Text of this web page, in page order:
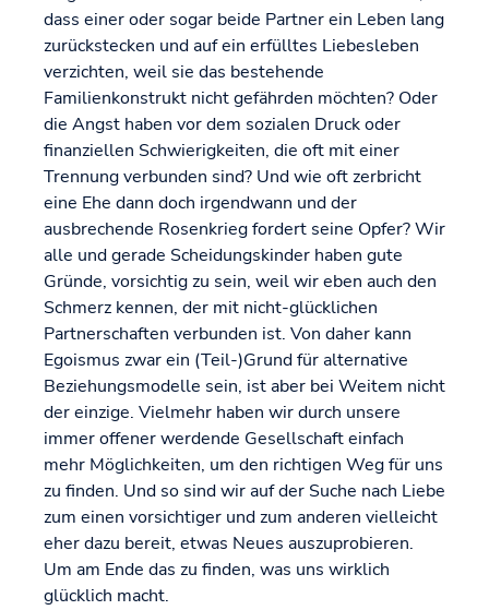
dass einer oder sogar beide Partner ein Leben lang
zurückstecken und auf ein erfülltes Liebesleben
verzichten, weil sie das bestehende
Familienkonstrukt nicht gefährden möchten? Oder
die Angst haben vor dem sozialen Druck oder
finanziellen Schwierigkeiten, die oft mit einer
Trennung verbunden sind? Und wie oft zerbricht
eine Ehe dann doch irgendwann und der
ausbrechende Rosenkrieg fordert seine Opfer? Wir
alle und gerade Scheidungskinder haben gute
Gründe, vorsichtig zu sein, weil wir eben auch den
Schmerz kennen, der mit nicht-glücklichen
Partnerschaften verbunden ist. Von daher kann
Egoismus zwar ein (Teil-)Grund für alternative
Beziehungsmodelle sein, ist aber bei Weitem nicht
der einzige. Vielmehr haben wir durch unsere
immer offener werdende Gesellschaft einfach
mehr Möglichkeiten, um den richtigen Weg für uns
zu finden. Und so sind wir auf der Suche nach Liebe
zum einen vorsichtiger und zum anderen vielleicht
eher dazu bereit, etwas Neues auszuprobieren.
Um am Ende das zu finden, was uns wirklich
glücklich macht.